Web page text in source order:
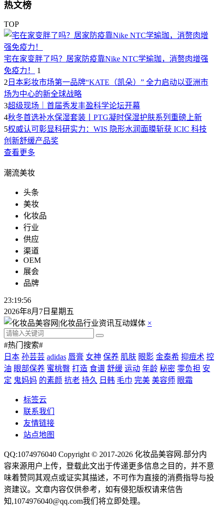
热文榜
TOP
宅在家变胖了吗？居家防疫靠Nike NTC学瑜珈，消赘肉增强
免疫力！
1
2 日本彩妆市场第一品牌“KATE（凯朵）” 全力启动以亚洲市
场为中心的新全球战略
3超级现场｜首届秀发丰盈科学论坛开幕
4秋冬首选补水保湿套装丨PTG凝时保湿护肤系列重磅上新
5权威认可彰显科研实力：WIS 隐形水润面膜斩获 ICIC 科技
创新舒缓产品奖
查看更多
潮流美妆
头条
美妆
化妆品
行业
供应
渠道
OEM
展会
品牌
23:19:57
2026年8月7日星期五
×
#热门搜索#
日本 孙芸芸 adidas 唇膏 女神 保养 肌肤 眼影 金泰希 抑痘术 控
油 眼部保养 蜜桃臀 打造 食谱 舒缓 运动 年龄 秘密 零负担 安
定 鬼妈妈 的素颜 抗老 持久 日韩 毛巾 完美 美容师 眼霜
标签云
联系我们
友情链接
站点地图
QQ:1074976040 Copyright © 2017-2026 化妆品美容网 .部分内
容来源用户上传，登载此文出于传递更多信息之目的，并不意
味着赞同其观点或证实其描述，不可作为直接的消费指导与投
资建议。文章内容仅供参考，如有侵犯版权请来信告
知,1074976040@qq.com我们将立即处理。